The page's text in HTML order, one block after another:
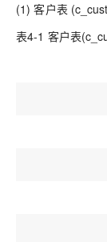
(1) 客户表
表4-1 客户表